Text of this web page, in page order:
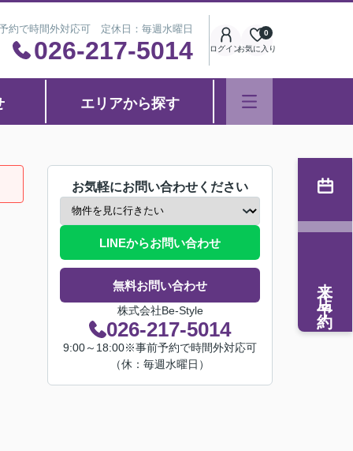
約で時間外対応可 定休日：毎週水曜日
026-217-5014 ログインお気に入り
0
エリアから探す
お気軽にお問い合わせください
LINEからお問い合わせ
無料お問い合わせ
株式会社Be-Style
026-217-5014
9:00～18:00※事前予約で時間外対応可
（休：毎週水曜日）
来店予約